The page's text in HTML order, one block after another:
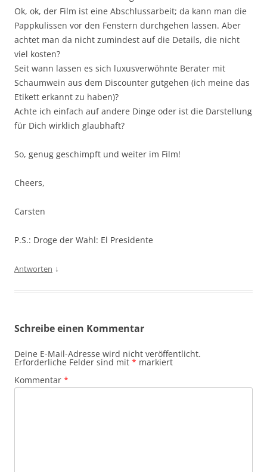
Ok, ok, der Film ist eine Abschlussarbeit; da kann man die
Pappkulissen vor den Fenstern durchgehen lassen. Aber
achtet man da nicht zumindest auf die Details, die nicht
viel kosten?
Seit wann lassen es sich luxusverwöhnte Berater mit
Schaumwein aus dem Discounter gutgehen (ich meine das
Etikett erkannt zu haben)?
Achte ich einfach auf andere Dinge oder ist die Darstellung
für Dich wirklich glaubhaft?
So, genug geschimpft und weiter im Film!
Cheers,
Carsten
P.S.: Droge der Wahl: El Presidente
Antworten ↓
Schreibe einen Kommentar
Deine E-Mail-Adresse wird nicht veröffentlicht.
Erforderliche Felder sind mit * markiert
Kommentar *